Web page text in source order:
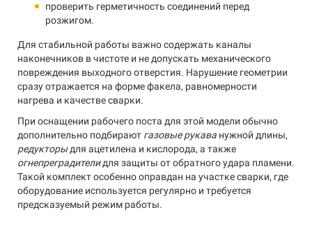
проверить герметичность соединений перед
розжигом.
Для стабильной работы важно содержать каналы
наконечников в чистоте и не допускать механического
повреждения выходного отверстия. Нарушение геометрии
сразу отражается на форме факела, равномерности
нагрева и качестве сварки.
При оснащении рабочего поста для этой модели обычно
дополнительно подбирают газовые рукава нужной длины,
редукторыдля ацетилена и кислорода, а также
огнепреградителидля защиты от обратного удара пламени.
Такой комплект особенно оправдан на участке сварки, где
оборудование используется регулярно и требуется
предсказуемый режим работы.